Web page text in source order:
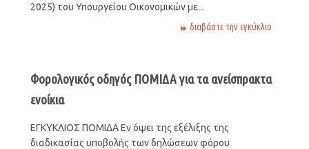
2025) του Υπουργείου Οικονομικών με...
διαβάστε την εγκύκλιο
Φορολογικός οδηγός ΠΟΜΙΔΑ για τα ανείσπρακτα
ενοίκια
ΕΓΚΥΚΛΙΟΣ ΠΟΜΙΔΑ Εν όψει της εξέλιξης της
διαδικασίας υποβολής των δηλώσεων φόρου